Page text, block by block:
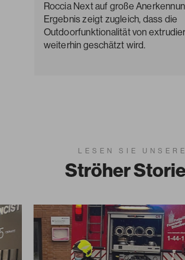
Roccia Next auf große
Ergebnis zeigt zugleich, dass die
Outdoorfunktionalität von
weiterhin geschätzt wird.
LESEN SIE UNSERE
Ströher